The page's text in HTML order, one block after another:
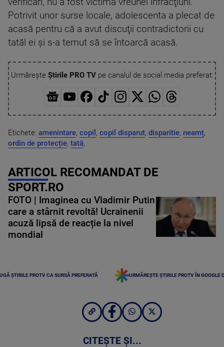
Potrivit unor surse locale, adolescenta a plecat de
acasă pentru că a avut discuţii contradictorii cu
tatăl ei şi s-a temut să se întoarcă acasă.
Urmărește Știrile PRO TVpe canalul de social media preferat:
Etichete: amenintare, copil , copil disparut, disparitie, neamț,
ordin de protecție, tată,
ARTICOL RECOMANDAT DE
SPORT.RO
FOTO | Imaginea cu Vladimir Putin
care a stârnit revoltă! Ucrainenii
acuză lipsă de reacție la nivel
mondial
ȘTIRILE PROTV CA SURSĂ PREFERATĂ URMĂREȘTE ȘTIRILE PROTV ÎN GOOGLE
CITEȘTE ȘI...